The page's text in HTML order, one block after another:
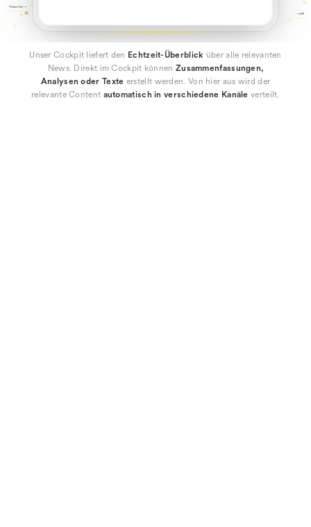
Webportale →
→ API
Unser Cockpit liefert den Echtzeit-Überblick über alle relevanten
News. Direkt im Cockpit können Zusammenfassungen,
Analysen oder Texte erstellt werden. Von hier aus wird der
relevante Content automatisch in verschiedene Kanäle verteilt.